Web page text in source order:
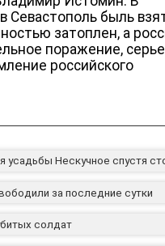
Севастополь быль
затоплен, а
поражение,
российского
усадьбы Нескучное спустя
за последние сутки
солдат